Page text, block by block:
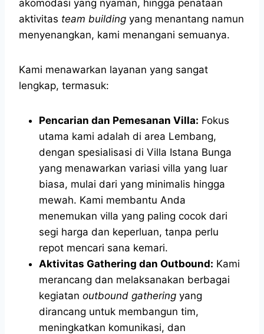
akomodasi yang nyaman, hingga penataan
aktivitas team building yang menantang namun
menyenangkan, kami menangani semuanya.
Kami menawarkan layanan yang sangat
lengkap, termasuk:
Pencarian dan Pemesanan Villa: Fokus
utama kami adalah di area Lembang,
dengan spesialisasi di Villa Istana Bunga
yang menawarkan variasi villa yang luar
biasa, mulai dari yang minimalis hingga
mewah. Kami membantu Anda
menemukan villa yang paling cocok dari
segi harga dan keperluan, tanpa perlu
repot mencari sana kemari.
Aktivitas Gathering dan Outbound: Kami
merancang dan melaksanakan berbagai
kegiatan outbound gathering yang
dirancang untuk membangun tim,
meningkatkan komunikasi, dan